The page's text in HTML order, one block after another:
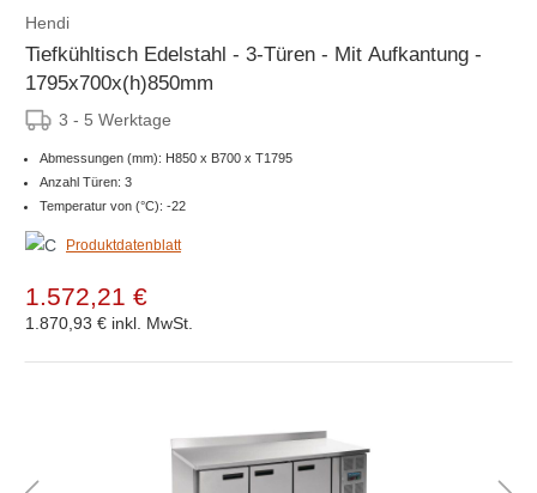
Hendi
Tiefkühltisch Edelstahl - 3-Türen - Mit Aufkantung -
1795x700x(h)850mm
3 - 5 Werktage
Abmessungen (mm): H850 x B700 x T1795
Anzahl Türen: 3
Temperatur von (°C): -22
Produktdatenblatt
1.572,21 €
1.870,93 € inkl. MwSt.